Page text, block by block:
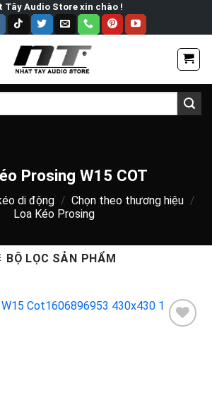
Tây Audio Store xin chào !
Prosing W15 COT
di động / Chọn theo thương hiệu /
Loa Kéo Prosing
BỘ LỌC SẢN PHẨM